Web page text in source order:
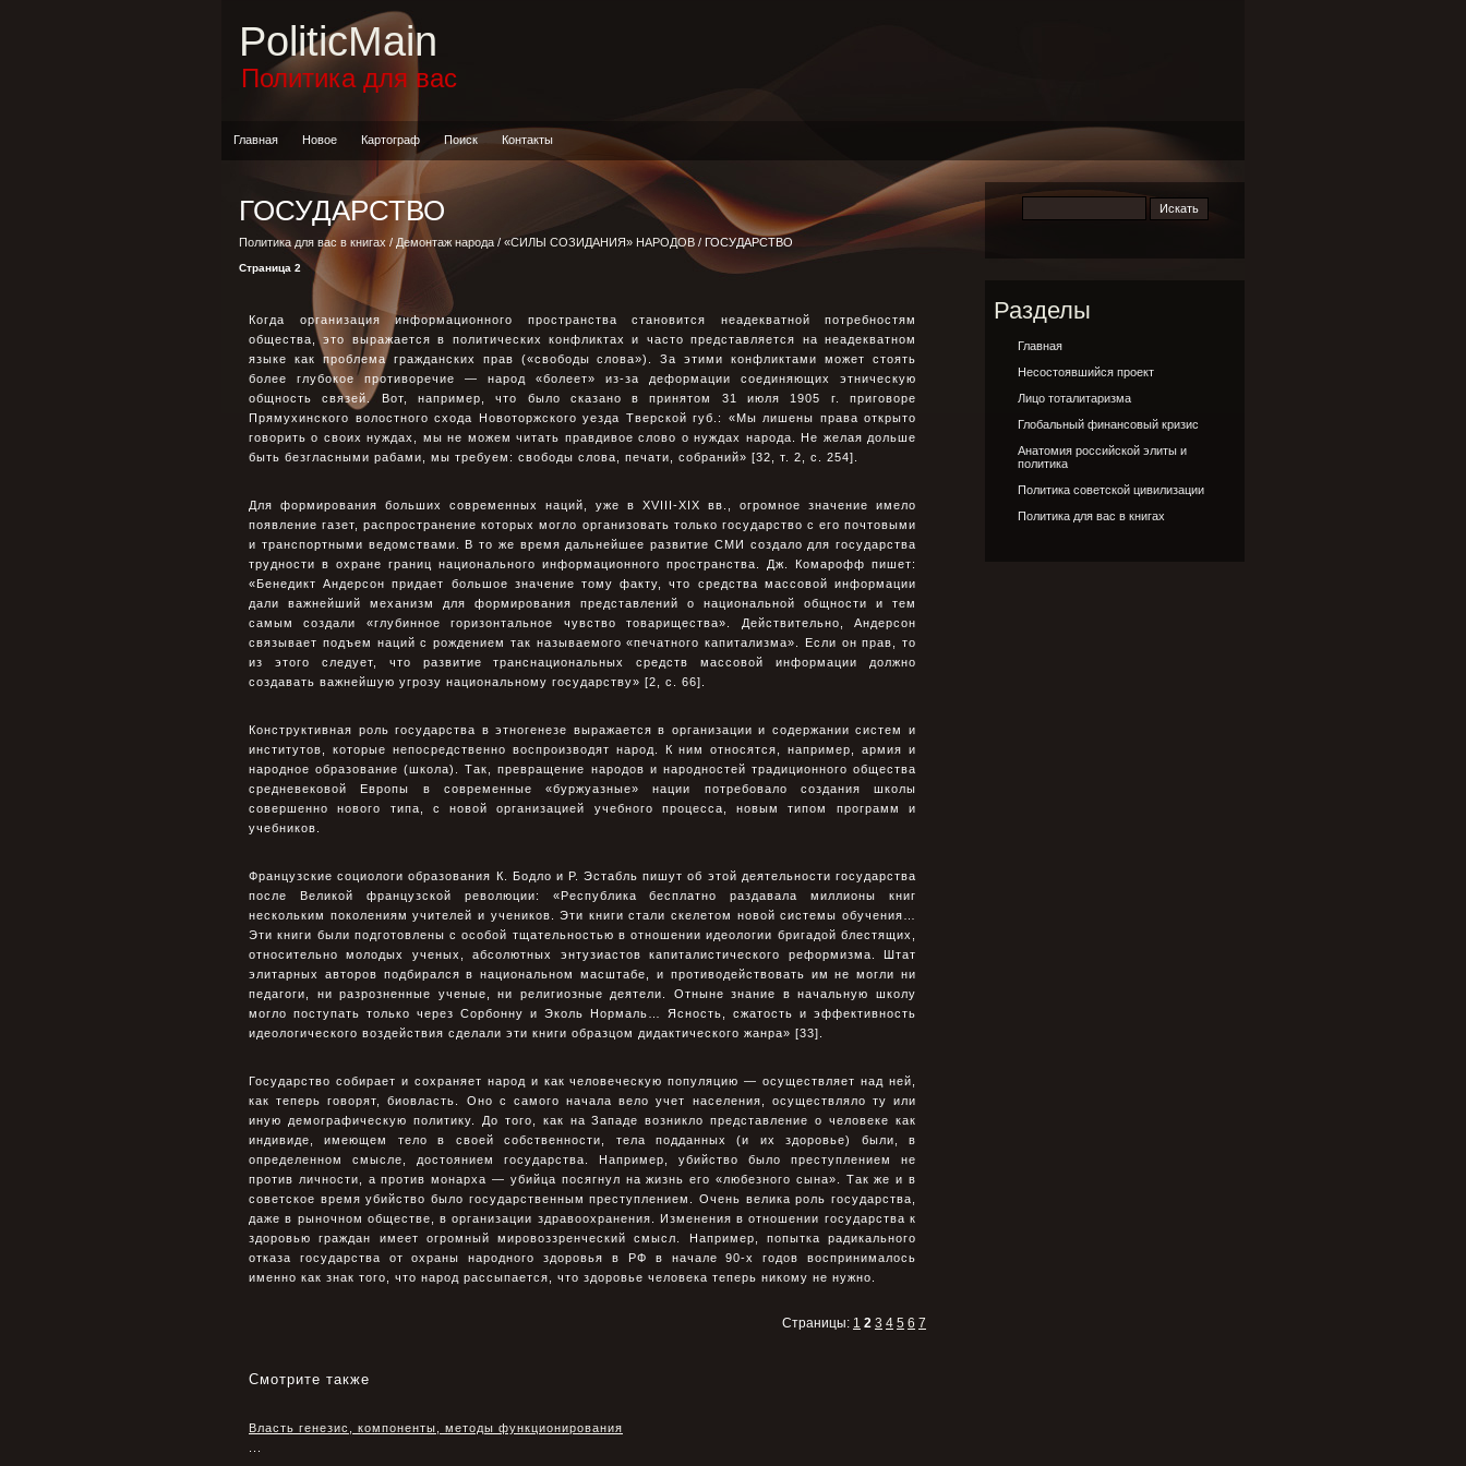
PoliticMain
Политика для вас
Главная Новое Картограф Поиск Контакты
ГОСУДАРСТВО
Политика для вас в книгах / Демонтаж народа/«СИЛЫ СОЗИДАНИЯ» НАРОДОВ / ГОСУДАРСТВО
Страница 2
Когда организация информационного пространства становится неадекватной потребностям
общества, это выражается в политических конфликтах и часто представляется на неадекватном
языке как проблема гражданских прав («свободы слова»). За этими конфликтами может стоять
более глубокое противоречие — народ «болеет» из-за деформации соединяющих этническую
общность связей. Вот, например, что было сказано в принятом 31 июля 1905 г. приговоре
Прямухинского волостного схода Новоторжского уезда Тверской губ.: «Мы лишены права открыто
говорить о своих нуждах, мы не можем читать правдивое слово о нуждах народа. Не желая дольше
быть безгласными рабами, мы требуем: свободы слова, печати, собраний» [32, т. 2, с. 254].
Для формирования больших современных наций, уже в XVIII-XIX вв., огромное значение имело
появление газет, распространение которых могло организовать только государство с его почтовыми
и транспортными ведомствами. В то же время дальнейшее развитие СМИ создало для государства
трудности в охране границ национального информационного пространства. Дж. Комарофф пишет:
«Бенедикт Андерсон придает большое значение тому факту, что средства массовой информации
дали важнейший механизм для формирования представлений о национальной общности и тем
самым создали «глубинное горизонтальное чувство товарищества». Действительно, Андерсон
связывает подъем наций с рождением так называемого «печатного капитализма». Если он прав, то
из этого следует, что развитие транснациональных средств массовой информации должно
создавать важнейшую угрозу национальному государству» [2, с. 66].
Конструктивная роль государства в этногенезе выражается в организации и содержании систем и
институтов, которые непосредственно воспроизводят народ. К ним относятся, например, армия и
народное образование (школа). Так, превращение народов и народностей традиционного общества
средневековой Европы в современные «буржуазные» нации потребовало создания школы
совершенно нового типа, с новой организацией учебного процесса, новым типом программ и
учебников.
Французские социологи образования К. Бодло и Р. Эстабль пишут об этой деятельности государства
после Великой французской революции: «Республика бесплатно раздавала миллионы книг
нескольким поколениям учителей и учеников. Эти книги стали скелетом новой системы обучения…
Эти книги были подготовлены с особой тщательностью в отношении идеологии бригадой блестящих,
относительно молодых ученых, абсолютных энтузиастов капиталистического реформизма. Штат
элитарных авторов подбирался в национальном масштабе, и противодействовать им не могли ни
педагоги, ни разрозненные ученые, ни религиозные деятели. Отныне знание в начальную школу
могло поступать только через Сорбонну и Эколь Нормаль… Ясность, сжатость и эффективность
идеологического воздействия сделали эти книги образцом дидактического жанра» [33].
Государство собирает и сохраняет народ и как человеческую популяцию — осуществляет над ней,
как теперь говорят, биовласть. Оно с самого начала вело учет населения, осуществляло ту или
иную демографическую политику. До того, как на Западе возникло представление о человеке как
индивиде, имеющем тело в своей собственности, тела подданных (и их здоровье) были, в
определенном смысле, достоянием государства. Например, убийство было преступлением не
против личности, а против монарха — убийца посягнул на жизнь его «любезного сына». Так же и в
советское время убийство было государственным преступлением. Очень велика роль государства,
даже в рыночном обществе, в организации здравоохранения. Изменения в отношении государства к
здоровью граждан имеет огромный мировоззренческий смысл. Например, попытка радикального
отказа государства от охраны народного здоровья в РФ в начале 90-х годов воспринималось
именно как знак того, что народ рассыпается, что здоровье человека теперь никому не нужно.
Страницы: 1 2 3 4 5 6 7
Смотрите также
Власть генезис, компоненты, методы функционирования
Разделы
Главная
Несостоявшийся проект
Лицо тоталитаризма
Глобальный финансовый кризис
Анатомия российской элиты и
политика
Политика советской цивилизации
Политика для вас в книгах